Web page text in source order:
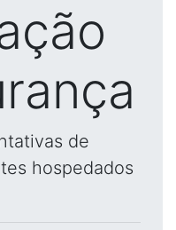
de
hospedados